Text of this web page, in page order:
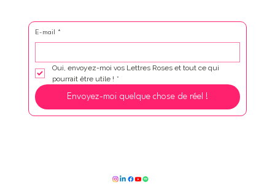
E-mail *
Oui, envoyez-moi vos Lettres Roses et tout ce qui
pourrait être utile ! *
Envoyez-moi quelque chose de réel !